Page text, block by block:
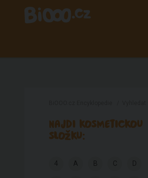
NAJDI KOSMETICKOU
SLOŽKU:
4 A B C D